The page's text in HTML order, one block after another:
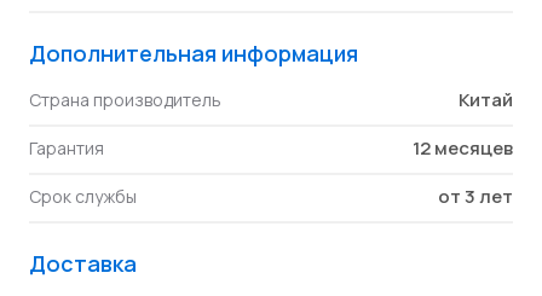
Дополнительная информация
Страна производитель Китай
Гарантия 12 месяцев
Срок службы от 3 лет
Доставка